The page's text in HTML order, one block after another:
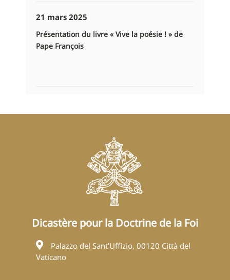
21 mars 2025
Présentation du livre « Vive la poésie ! » de
Pape François
Dicastère pour la Doctrine de la Foi
Palazzo del Sant’Uffizio, 00120 Città del
Vaticano